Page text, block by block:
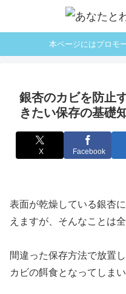
本ページにはプロモ
銀杏のカビを防止
きたい保存の基礎
X Facebook
表面が乾燥している銀杏
えますが、そんなことは
間違った保存方法で放置
カビの餌食となってしまい